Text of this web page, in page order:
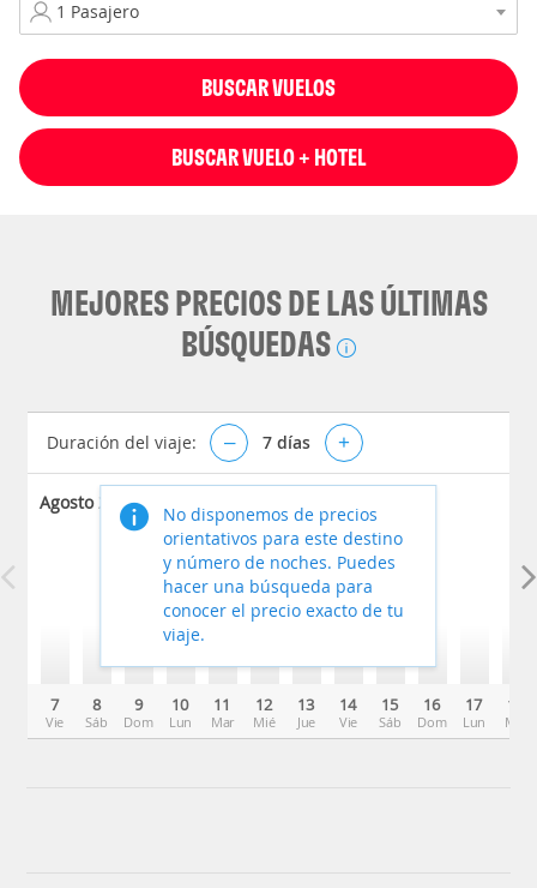
BUSCAR VUELOS
BUSCAR VUELO + HOTEL
MEJORES PRECIOS DE LAS ÚLTIMAS
BÚSQUEDAS
Duración del viaje: – 7 días +
Agosto 2026
7
Vie
8
Sáb
9
Dom
10
Lun
11
Mar
12
Mié
13
Jue
14
Vie
15
Sáb
16
Dom
17
Lun
18
Mar
No disponemos de precios
orientativos para este destino
y número de noches. Puedes
hacer una búsqueda para
conocer el precio exacto de tu
viaje.